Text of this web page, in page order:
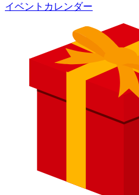
イベントカレンダー